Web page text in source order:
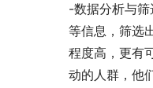
-数据分析与筛
等信息，筛选
程度高，更有
动的人群，他